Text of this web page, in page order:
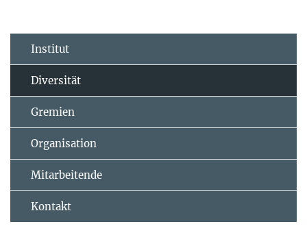
Institut
Diversität
Gremien
Organisation
Mitarbeitende
Kontakt